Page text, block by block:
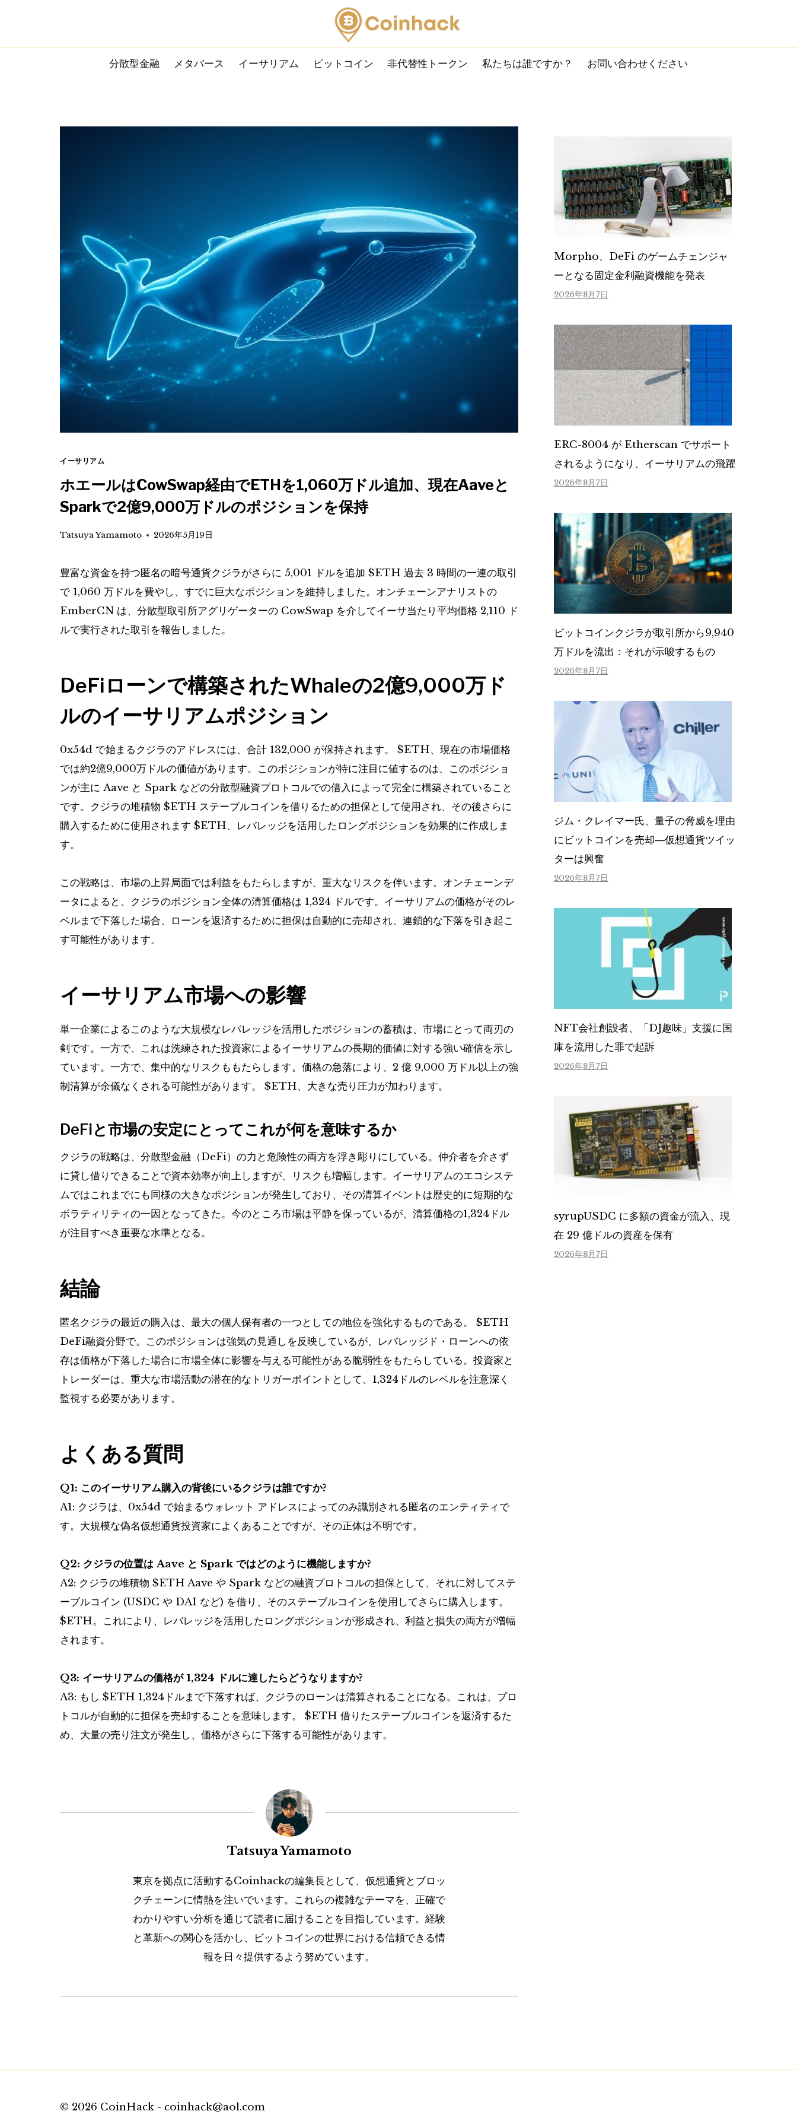
content
分散型金融 メタバース イーサリアム ビットコイン 非代替性トークン 私たちは誰ですか？ お問い合わせください
イーサリアム
ホエールはCowSwap経由でETHを1,060万ドル追加、現在Aaveと
Sparkで2億9,000万ドルのポジションを保持
Tatsuya Yamamoto 2026年5月19日
豊富な資金を持つ匿名の暗号通貨クジラがさらに 5,001 ドルを追加 $ETH 過去 3 時間の一連の取引
で 1,060 万ドルを費やし、すでに巨大なポジションを維持しました。オンチェーンアナリストの
EmberCN は、分散型取引所アグリゲーターの CowSwap を介してイーサ当たり平均価格 2,110 ド
ルで実行された取引を報告しました。
DeFiローンで構築されたWhaleの2億9,000万ド
ルのイーサリアムポジション
0x54d で始まるクジラのアドレスには、合計 132,000 が保持されます。 $ETH、現在の市場価格
では約2億9,000万ドルの価値があります。このポジションが特に注目に値するのは、このポジショ
ンが主に Aave と Spark などの分散型融資プロトコルでの借入によって完全に構築されていること
です。クジラの堆積物 $ETH ステーブルコインを借りるための担保として使用され、その後さらに
購入するために使用されます $ETH、レバレッジを活用したロングポジションを効果的に作成しま
す。
この戦略は、市場の上昇局面では利益をもたらしますが、重大なリスクを伴います。オンチェーンデ
ータによると、クジラのポジション全体の清算価格は 1,324 ドルです。イーサリアムの価格がそのレ
ベルまで下落した場合、ローンを返済するために担保は自動的に売却され、連鎖的な下落を引き起こ
す可能性があります。
イーサリアム市場への影響
単一企業によるこのような大規模なレバレッジを活用したポジションの蓄積は、市場にとって両刃の
剣です。一方で、これは洗練された投資家によるイーサリアムの長期的価値に対する強い確信を示し
ています。一方で、集中的なリスクももたらします。価格の急落により、2 億 9,000 万ドル以上の強
制清算が余儀なくされる可能性があります。 $ETH、大きな売り圧力が加わります。
DeFiと市場の安定にとってこれが何を意味するか
クジラの戦略は、分散型金融（DeFi）の力と危険性の両方を浮き彫りにしている。仲介者を介さず
に貸し借りできることで資本効率が向上しますが、リスクも増幅します。イーサリアムのエコシステ
ムではこれまでにも同様の大きなポジションが発生しており、その清算イベントは歴史的に短期的な
ボラティリティの一因となってきた。今のところ市場は平静を保っているが、清算価格の1,324ドル
が注目すべき重要な水準となる。
結論
匿名クジラの最近の購入は、最大の個人保有者の一つとしての地位を強化するものである。 $ETH
DeFi融資分野で。このポジションは強気の見通しを反映しているが、レバレッジド・ローンへの依
存は価格が下落した場合に市場全体に影響を与える可能性がある脆弱性をもたらしている。投資家と
トレーダーは、重大な市場活動の潜在的なトリガーポイントとして、1,324ドルのレベルを注意深く
監視する必要があります。
よくある質問
Q1: このイーサリアム購入の背後にいるクジラは誰ですか?
A1: クジラは、0x54d で始まるウォレット アドレスによってのみ識別される匿名のエンティティで
す。大規模な偽名仮想通貨投資家によくあることですが、その正体は不明です。
Q2: クジラの位置は Aave と Spark ではどのように機能しますか?
A2: クジラの堆積物 $ETH Aave や Spark などの融資プロトコルの担保として、それに対してステ
ーブルコイン (USDC や DAI など) を借り、そのステーブルコインを使用してさらに購入します。
$ETH。これにより、レバレッジを活用したロングポジションが形成され、利益と損失の両方が増幅
されます。
Q3: イーサリアムの価格が 1,324 ドルに達したらどうなりますか?
A3: もし $ETH 1,324ドルまで下落すれば、クジラのローンは清算されることになる。これは、プロ
トコルが自動的に担保を売却することを意味します。 $ETH 借りたステーブルコインを返済するた
め、大量の売り注文が発生し、価格がさらに下落する可能性があります。
Tatsuya Yamamoto
東京を拠点に活動するCoinhackの編集長として、仮想通貨とブロッ
クチェーンに情熱を注いでいます。これらの複雑なテーマを、正確で
わかりやすい分析を通じて読者に届けることを目指しています。経験
と革新への関心を活かし、ビットコインの世界における信頼できる情
報を日々提供するよう努めています。
Morpho、DeFi のゲームチェンジャ
ーとなる固定金利融資機能を発表
2026年8月7日
ERC-8004 が Etherscan でサポート
されるようになり、イーサリアムの飛躍
2026年8月7日
ビットコインクジラが取引所から9,940
万ドルを流出：それが示唆するもの
2026年8月7日
ジム・クレイマー氏、量子の脅威を理由
にビットコインを売却―仮想通貨ツイッ
ターは興奮
2026年8月7日
NFT会社創設者、「DJ趣味」支援に国
庫を流用した罪で起訴
2026年8月7日
syrupUSDC に多額の資金が流入、現
在 29 億ドルの資産を保有
2026年8月7日
© 2026 CoinHack - coinhack@aol.com